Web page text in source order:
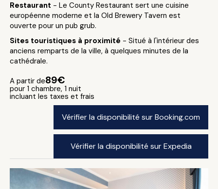
Restaurant - Le County Restaurant sert une cuisine
européenne moderne et la Old Brewery Tavern est
ouverte pour un pub grub.
Sites touristiques à proximité - Situé à l'intérieur des
anciens remparts de la ville, à quelques minutes de la
cathédrale.
A partir de89€
pour 1 chambre, 1 nuit
incluant les taxes et frais
Vérifier la disponibilité sur Booking.com
Vérifier la disponibilité sur Expedia